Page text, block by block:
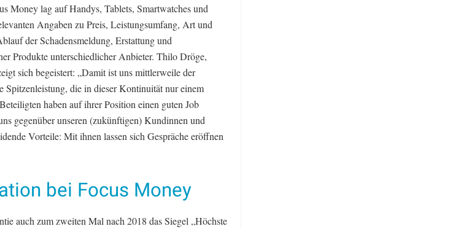
Money lag auf Handys, Tablets, Smartwatches und
Angaben zu Preis, Leistungsumfang, Art und
der Schadensmeldung, Erstattung und
Produkte unterschiedlicher Anbieter. Thilo Dröge,
sich begeistert: „Damit ist uns mittlerweile der
Spitzenleistung, die in dieser Kontinuität nur einem
haben auf ihrer Position einen guten Job
gegenüber unseren (zukünftigen) Kundinnen und
Vorteile: Mit ihnen lassen sich Gespräche eröffnen
bei Focus Money
auch zum zweiten Mal nach 2018 das Siegel „Höchste